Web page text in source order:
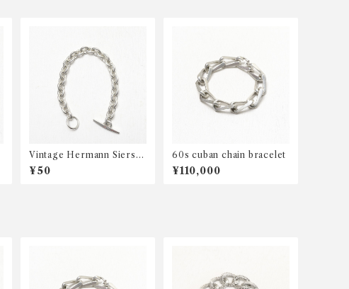
Vintage Hermann Siersb
øl anchor chain bracelet
¥50
60s cuban chain bracelet
¥110,000